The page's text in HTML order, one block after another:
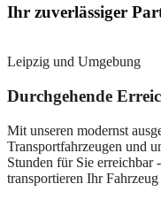
Ihr zuverlässiger
Leipzig und Umgebung
Durchgehende
Mit unseren modernst
Transportfahrzeugen und
Stunden für Sie erreichbar
transportieren Ihr